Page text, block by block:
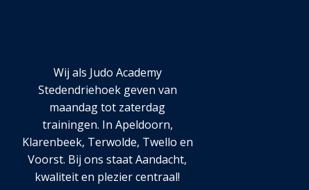
Wij als Judo Academy
Stedendriehoek geven van
maandag tot zaterdag
trainingen. In Apeldoorn,
Klarenbeek, Terwolde, Twello en
Voorst. Bij ons staat Aandacht,
kwaliteit en plezier centraal!